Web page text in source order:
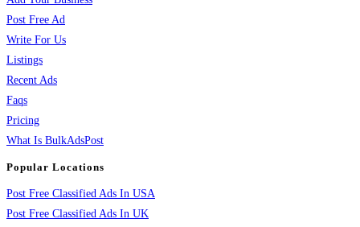
Post Free Ad
Write For Us
Listings
Recent Ads
Faqs
Pricing
What Is BulkAdsPost
Popular Locations
Post Free Classified Ads In USA
Post Free Classified Ads In UK